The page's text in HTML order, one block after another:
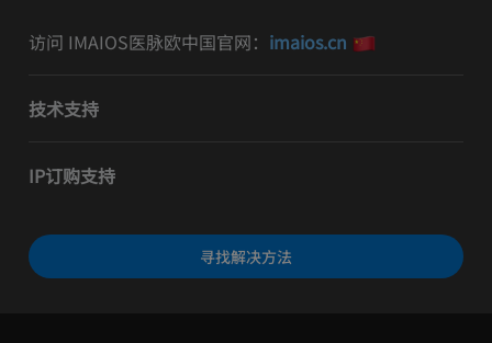
访问 IMAIOS医脉欧中国官网： imaios.cn
技术支持
IP订购支持
寻找解决方法